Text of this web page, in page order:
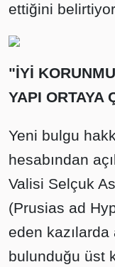
ettiğini
"İYİ
YAPI ORTAYA
Yeni bulgu
hesabından
Valisi Selçuk
(Prusias ad
eden
bulunduğu üst